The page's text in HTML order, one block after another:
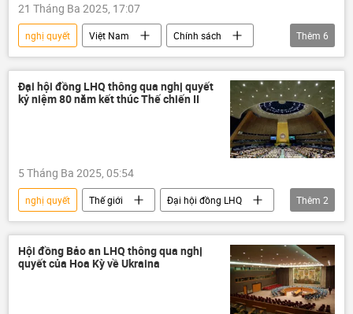
21 Tháng Ba 2025, 17:07
nghị quyết Việt Nam
Chính sách
Bộ Chính Trị VN
Trưởng Ban Tổ chức Trung ương
hội nghị
Trung ương
đề án
Thêm 6
Đại hội đồng LHQ thông qua nghị quyết
kỷ niệm 80 năm kết thúc Thế chiến II
5 Tháng Ba 2025, 05:54
nghị quyết Thế giới
Đại hội đồng LHQ
Nga
Thế chiến II
Thêm 2
Hội đồng Bảo an LHQ thông qua nghị
quyết của Hoa Kỳ về Ukraina